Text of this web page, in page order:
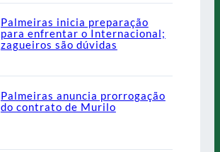
Palmeiras inicia preparação
para enfrentar o Internacional;
zagueiros são dúvidas
Palmeiras anuncia prorrogação
do contrato de Murilo